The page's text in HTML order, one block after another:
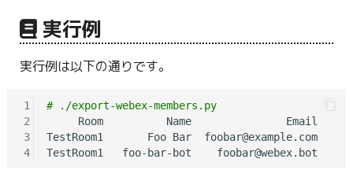
実行例
実行例は以下の通りです。
1
2
3
4
# ./export-webex-members.py
     Room          Name               Email
TestRoom1       Foo Bar  foobar@example.com